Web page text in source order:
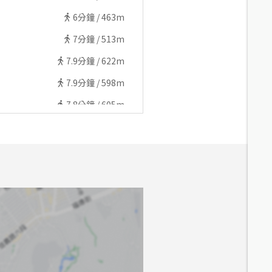
6分鐘 /463m
7分鐘 /513m
7.9分鐘 /622m
7.9分鐘 /598m
7.8分鐘 /605m